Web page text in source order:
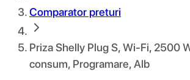
Comparator preturi
Priza Shelly Plug S, Wi-Fi, 2500
consum, Programare, Alb